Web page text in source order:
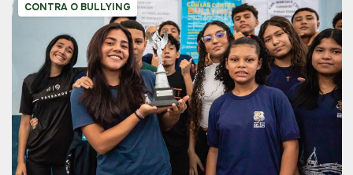
CONTRA O BULLYING